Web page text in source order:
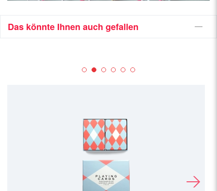
Das könnte Ihnen auch gefallen